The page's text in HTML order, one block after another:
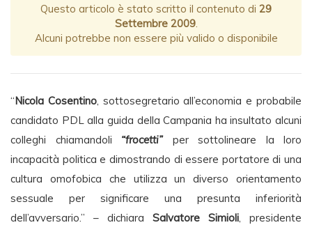
Questo articolo è stato scritto il contenuto di 29
Settembre 2009.
Alcuni potrebbe non essere più valido o disponibile
“Nicola Cosentino, sottosegretario all’economia e probabile
candidato PDL alla guida della Campania ha insultato alcuni
colleghi chiamandoli “frocetti”per sottolineare la loro
incapacità politica e dimostrando di essere portatore di una
cultura omofobica che utilizza un diverso orientamento
sessuale per significare una presunta inferiorità
dell’avversario.” – dichiara Salvatore Simioli, presidente